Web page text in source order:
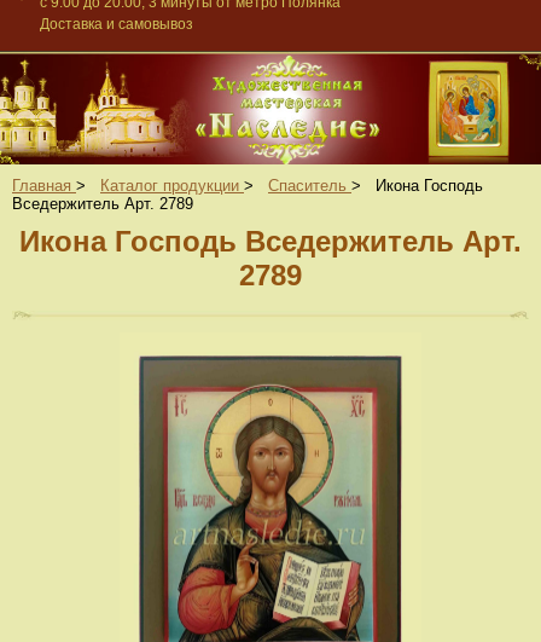
Доставка и самовывоз
Главная > Каталог продукции > Спаситель >
Икона Господь
Вседержитель Арт. 2789
Икона Господь Вседержитель Арт.
2789